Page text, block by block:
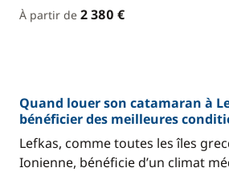
À partir de 2 380 €
Quand louer son catamaran à
bénéficier des meilleures
Lefkas, comme toutes les îles
Ionienne, bénéficie d’un climat